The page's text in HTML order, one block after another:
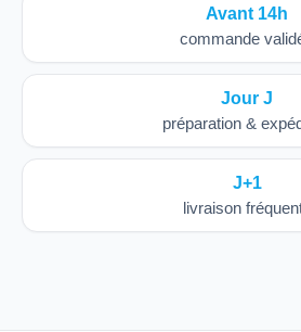
Avant 14h
commande
Jour J
préparation &
J+1
livraison